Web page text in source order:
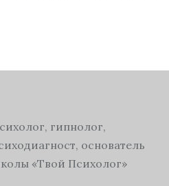
гипнолог,
основатель
«Твой Психолог»